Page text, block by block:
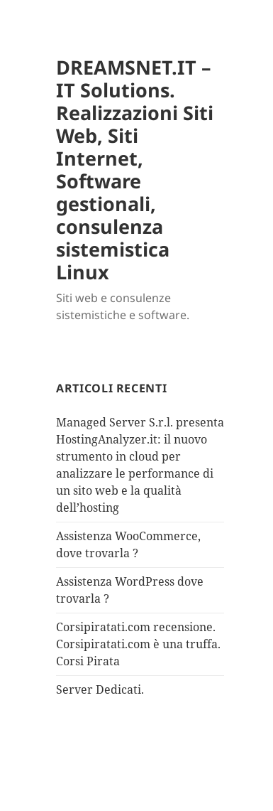
DREAMSNET.IT –
IT Solutions.
Realizzazioni Siti
Web, Siti
Internet,
Software
gestionali,
consulenza
sistemistica
Linux
Siti web e consulenze
sistemistiche e software.
ARTICOLI RECENTI
Managed Server S.r.l. presenta
HostingAnalyzer.it: il nuovo
strumento in cloud per
analizzare le performance di
un sito web e la qualità
dell’hosting
Assistenza WooCommerce,
dove trovarla ?
Assistenza WordPress dove
trovarla ?
Corsipiratati.com recensione.
Corsipiratati.com è una truffa.
Corsi Pirata
Server Dedicati.